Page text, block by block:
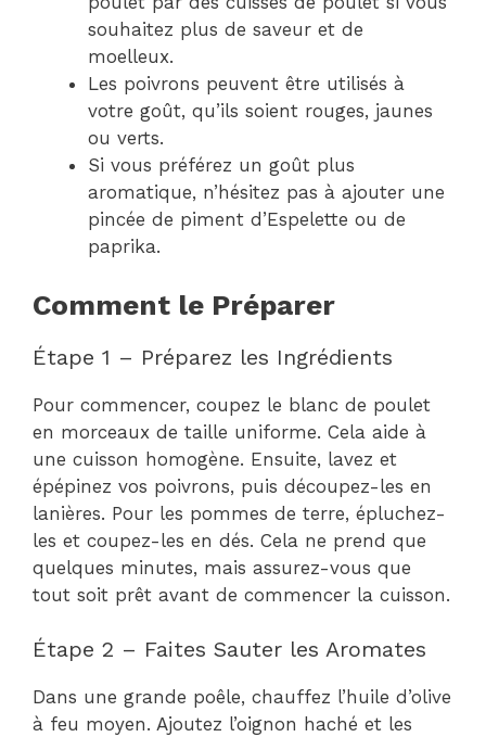
souhaitez plus de saveur et de
moelleux.
Les poivrons peuvent être utilisés à
votre goût, qu’ils soient rouges, jaunes
ou verts.
Si vous préférez un goût plus
aromatique, n’hésitez pas à ajouter une
pincée de piment d’Espelette ou de
paprika.
Comment le Préparer
Étape 1 – Préparez les Ingrédients
Pour commencer, coupez le blanc de poulet
en morceaux de taille uniforme. Cela aide à
une cuisson homogène. Ensuite, lavez et
épépinez vos poivrons, puis découpez-les en
lanières. Pour les pommes de terre, épluchez-
les et coupez-les en dés. Cela ne prend que
quelques minutes, mais assurez-vous que
tout soit prêt avant de commencer la cuisson.
Étape 2 – Faites Sauter les Aromates
Dans une grande poêle, chauffez l’huile d’olive
à feu moyen. Ajoutez l’oignon haché et les